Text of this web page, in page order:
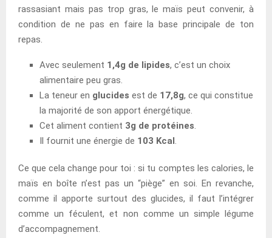
rassasiant mais pas trop gras, le maïs peut convenir, à
condition de ne pas en faire la base principale de ton
repas.
Avec seulement 1,4g de lipides, c’est un choix
alimentaire peu gras.
La teneur en glucides est de 17,8g, ce qui constitue
la majorité de son apport énergétique.
Cet aliment contient 3g de protéines
Il fournit une énergie de 103 Kcal
Ce que cela change pour toi : si tu comptes les calories, le
maïs en boîte n’est pas un “piège” en soi. En revanche,
comme il apporte surtout des glucides, il faut l’intégrer
comme un féculent, et non comme un simple légume
d’accompagnement.